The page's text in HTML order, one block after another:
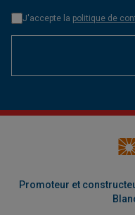
J'accepte la politique de
Promoteur et